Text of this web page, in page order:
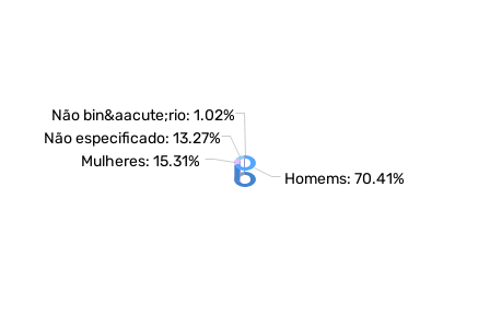
Não bin&aacute;rio: 1.02%
Não especificado: 13.27%
Mulheres: 15.31%
Homems: 70.41%